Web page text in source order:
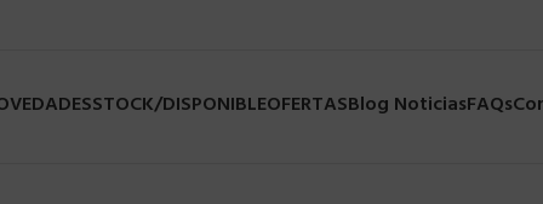
STOCK/DISPONIBLEOFERTASBlog NoticiasFAQs